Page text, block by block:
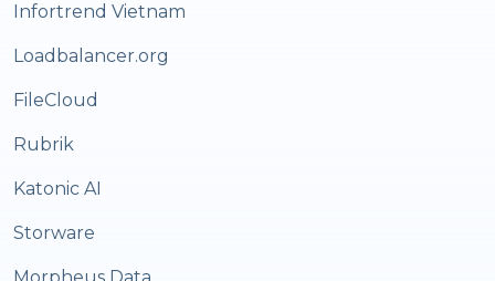
Infortrend Vietnam
Loadbalancer.org
FileCloud
Rubrik
Katonic AI
Storware